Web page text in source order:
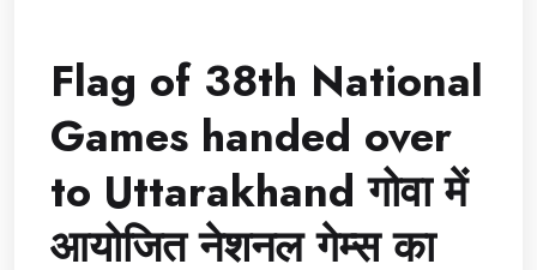
Flag of 38th National
Games handed over
to Uttarakhand गोवा में
आयोजित नेशनल गेम्स का